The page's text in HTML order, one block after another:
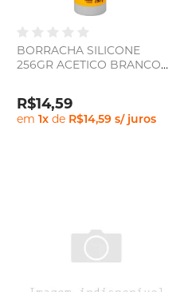
BORRACHA SILICONE
256GR ACETICO BRANCO
R$14,59
em1x de R$14,59 s/ juros